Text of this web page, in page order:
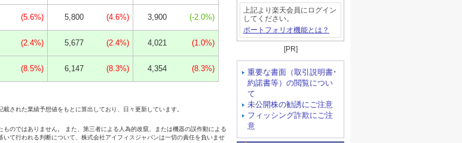
上記より楽天会員にログイン
してください。
ポートフォリオ機能とは？
[PR]
重要な書面（取引説明書･
約諾書等）の閲覧につい
て
未公開株の勧誘にご注意
フィッシング詐欺にご注
意